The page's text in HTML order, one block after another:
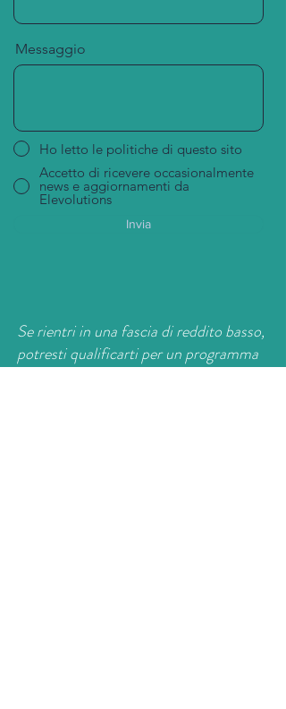
Messaggio
Ho letto le politiche di questo sito
Accetto di ricevere occasionalmente
news e aggiornamenti da
Elevolutions
Invia
Se rientri in una fascia di reddito basso,
potresti qualificarti per un programma